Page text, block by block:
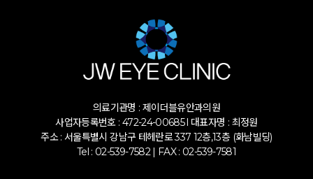
의료기관명 : 제이더블유안과의원
사업자등록번호 : 472-24-00685 l 대표자명 : 최정원
주소 : 서울특별시 강남구 테헤란로 337 12층,13층 (화남빌딩)
Tel : 02-539-7582 | FAX : 02-539-7581